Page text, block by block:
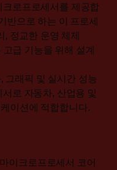
로프로세서를 제공합
반으로 하는 이 프로세
, 정교한 운영 체제
급 기능을 위해 설계
그래픽 및 실시간 성능
로 자동차, 산업용 및
이션에 적합합니다.
이크로프로세서 코어